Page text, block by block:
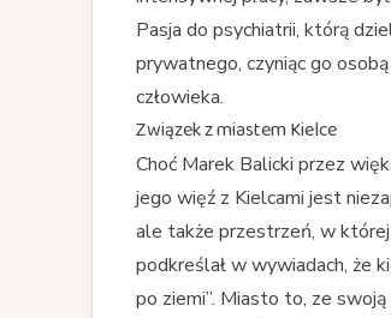
Pasja do psychiatrii, którą
prywatnego, czyniąc go
człowieka.
Związek z miastem Kielce
Choć Marek Balicki przez
jego więź z Kielcami jest
ale także przestrzeń, w
podkreślał w wywiadach, że
po ziemi”. Miasto to, ze